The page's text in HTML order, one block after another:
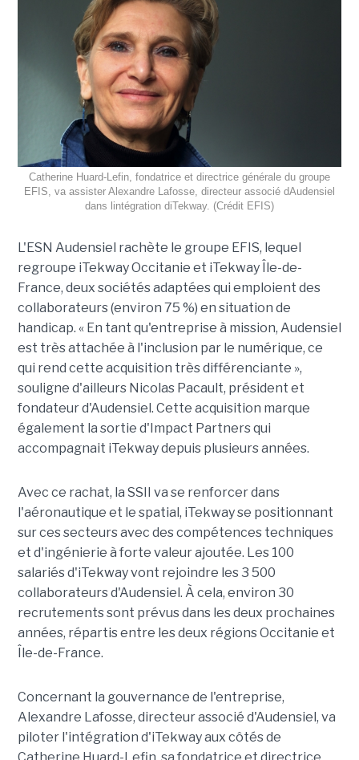
Catherine Huard-Lefin, fondatrice et directrice générale du groupe
EFIS, va assister Alexandre Lafosse, directeur associé dAudensiel
dans lintégration diTekway. (Crédit EFIS)
L'ESN Audensiel rachète le groupe EFIS, lequel
regroupe iTekway Occitanie et iTekway Île-de-
France, deux sociétés adaptées qui emploient des
collaborateurs (environ 75 %) en situation de
handicap. « En tant qu'entreprise à mission, Audensiel
est très attachée à l'inclusion par le numérique, ce
qui rend cette acquisition très différenciante »,
souligne d'ailleurs Nicolas Pacault, président et
fondateur d'Audensiel. Cette acquisition marque
également la sortie d'Impact Partners qui
accompagnait iTekway depuis plusieurs années.
Avec ce rachat, la SSII va se renforcer dans
l'aéronautique et le spatial, iTekway se positionnant
sur ces secteurs avec des compétences techniques
et d'ingénierie à forte valeur ajoutée. Les 100
salariés d'iTekway vont rejoindre les 3 500
collaborateurs d'Audensiel. À cela, environ 30
recrutements sont prévus dans les deux prochaines
années, répartis entre les deux régions Occitanie et
Île-de-France.
Concernant la gouvernance de l'entreprise,
Alexandre Lafosse, directeur associé d'Audensiel, va
piloter l'intégration d'iTekway aux côtés de